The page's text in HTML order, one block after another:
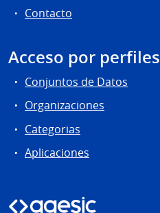
Contacto
Acceso por perfiles
Conjuntos de Datos
Organizaciones
Categorias
Aplicaciones